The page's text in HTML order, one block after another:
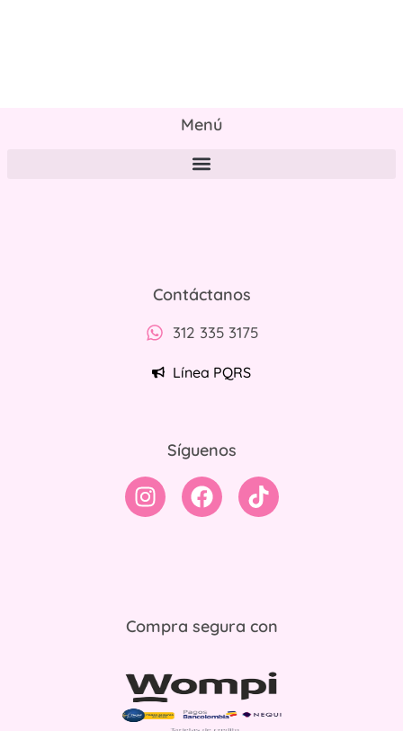
Menú
Contáctanos
312 335 3175
Línea PQRS
Síguenos
Compra segura con